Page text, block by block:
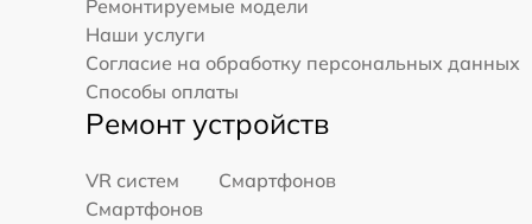
Ремонтируемые модели
Наши услуги
Согласие на обработку персональных данных
Способы оплаты
Ремонт устройств
VR систем
Смартфонов
Смартфонов